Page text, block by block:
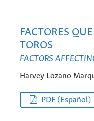
FACTORES
TOROS
FACTORS
Harvey Lozano
PDF (Español)